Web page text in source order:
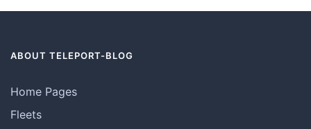
ABOUT TELEPORT-BLOG
Home Pages
Fleets